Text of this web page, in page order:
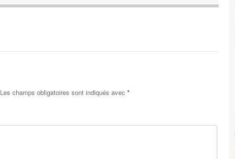
Les champs obligatoires sont indiqués avec *